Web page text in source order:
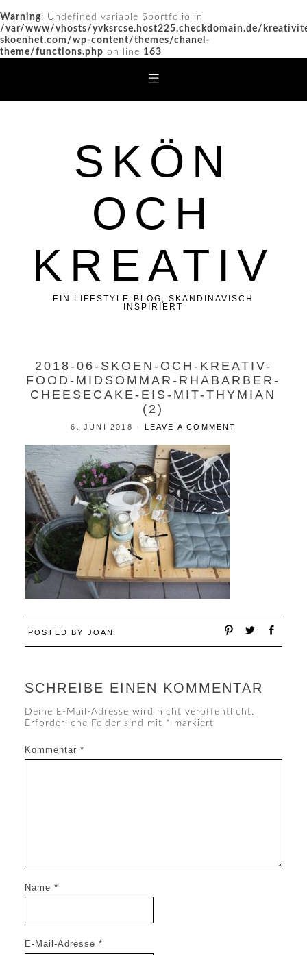
Warning: Undefined variable $portfolio in
/var/www/vhosts/yvksrcse.host225.checkdomain.de/
skoenhet.com/wp-content/themes/chanel-
theme/functions.php on line 163
SKÖN
OCH
KREATIV
EIN LIFESTYLE-BLOG, SKANDINAVISCH
INSPIRIERT
2018-06-SKOEN-OCH-KREATIV-
FOOD-MIDSOMMAR-RHABARBER-
CHEESECAKE-EIS-MIT-THYMIAN
(2)
6. JUNI 2018 · LEAVE A COMMENT
POSTED BY JOAN
SCHREIBE EINEN KOMMENTAR
Deine E-Mail-Adresse wird nicht veröffentlicht.
Erforderliche Felder sind mit * markiert
Kommentar *
Name *
E-Mail-Adresse *